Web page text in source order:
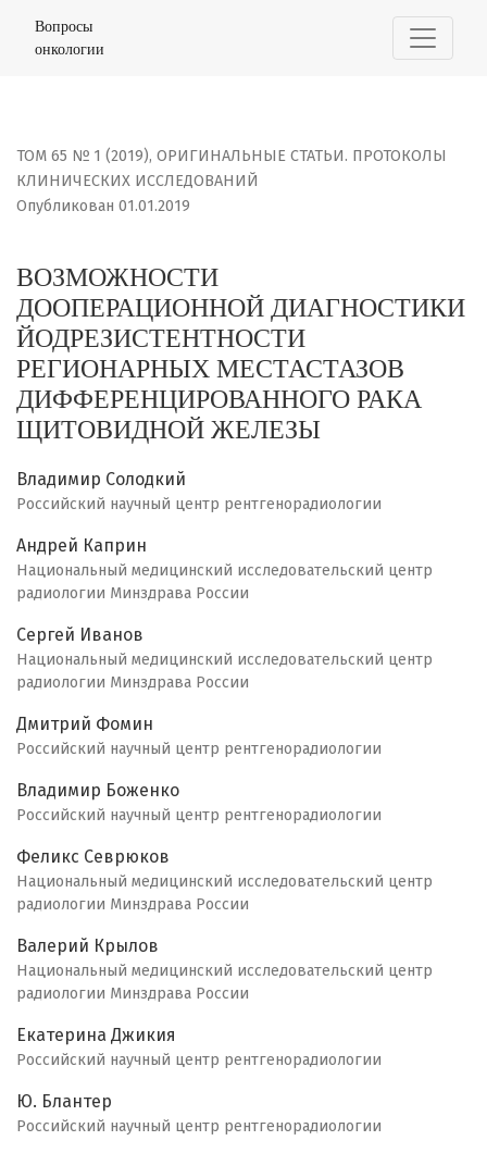
ВОЗМОЖНОСТИ ДООПЕРАЦИОННОЙ ДИАГНОСТИКИ
Вопросы
онкологии
ТОМ 65 № 1 (2019), ОРИГИНАЛЬНЫЕ СТАТЬИ. ПРОТОКОЛЫ
КЛИНИЧЕСКИХ ИССЛЕДОВАНИЙ
ВОЗМОЖНОСТИ
ДООПЕРАЦИОННОЙ ДИАГНОСТИКИ
ЙОДРЕЗИСТЕНТНОСТИ
РЕГИОНАРНЫХ МЕСТАСТАЗОВ
ДИФФЕРЕНЦИРОВАННОГО РАКА
ЩИТОВИДНОЙ ЖЕЛЕЗЫ
Опубликован 01.01.2019
Владимир Солодкий
Российский научный центр рентгенорадиологии
Андрей Каприн
Национальный медицинский исследовательский центр
радиологии Минздрава России
Сергей Иванов
Национальный медицинский исследовательский центр
радиологии Минздрава России
Дмитрий Фомин
Российский научный центр рентгенорадиологии
Владимир Боженко
Российский научный центр рентгенорадиологии
Феликс Севрюков
Национальный медицинский исследовательский центр
радиологии Минздрава России
Валерий Крылов
Национальный медицинский исследовательский центр
радиологии Минздрава России
Екатерина Джикия
Российский научный центр рентгенорадиологии
Ю. Блантер
Российский научный центр рентгенорадиологии